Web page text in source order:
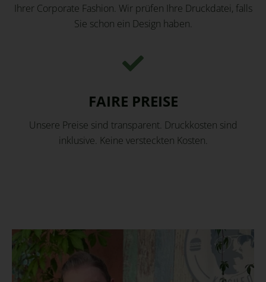
Ihrer Corporate Fashion. Wir prüfen Ihre Druckdatei, falls
Sie schon ein Design haben.
FAIRE PREISE
Unsere Preise sind transparent. Druckkosten sind
inklusive. Keine versteckten Kosten.